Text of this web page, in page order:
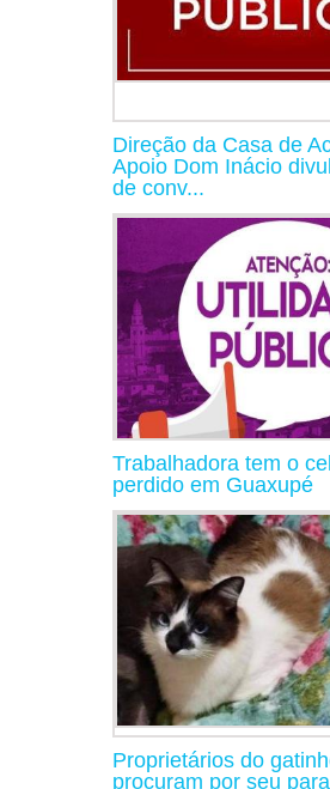
Direção da Casa de
Apoio Dom Inácio
de conv...
Trabalhadora tem o
perdido em Guaxupé
Proprietários do
procuram por seu